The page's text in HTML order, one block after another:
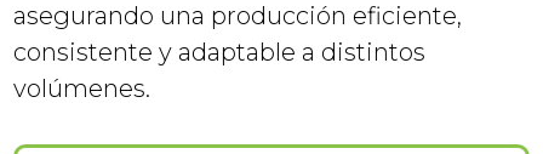
asegurando una producción eficiente,
consistente y adaptable a distintos
volúmenes.